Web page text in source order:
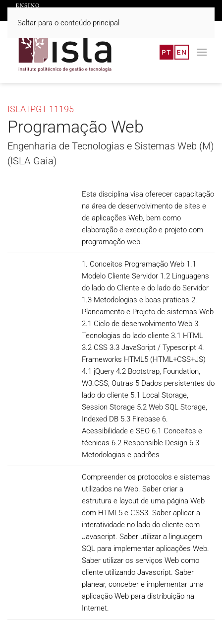
Saltar para o conteúdo principal
PT EN
ISLA IPGT 11195
Programação Web
Engenharia de Tecnologias e Sistemas Web (M)
(ISLA Gaia)
Esta disciplina visa oferecer capacitação
na área de desenvolvimento de sites e
de aplicações Web, bem como
elaboração e execução e projeto com
programação web.
1. Conceitos Programação Web 1.1
Modelo Cliente Servidor 1.2 Linguagens
do lado do Cliente e do lado do Servidor
1.3 Metodologias e boas praticas 2.
Planeamento e Projeto de sistemas Web
2.1 Ciclo de desenvolvimento Web 3.
Tecnologias do lado cliente 3.1 HTML
3.2 CSS 3.3 JavaScript / Typescript 4.
Frameworks HTML5 (HTML+CSS+JS)
4.1 jQuery 4.2 Bootstrap, Foundation,
W3.CSS, Outras 5 Dados persistentes do
lado do cliente 5.1 Local Storage,
Session Storage 5.2 Web SQL Storage,
Indexed DB 5.3 Firebase 6.
Acessibilidade e SEO 6.1 Conceitos e
técnicas 6.2 Responsible Design 6.3
Metodologias e padrões
Compreender os protocolos e sistemas
utilizados na Web. Saber criar a
estrutura e layout de uma página Web
com HTML5 e CSS3. Saber aplicar a
interatividade no lado do cliente com
Javascript. Saber utilizar a linguagem
SQL para implementar aplicações Web.
Saber utilizar os serviços Web como
cliente utilizando Javascript. Saber
planear, conceber e implementar uma
aplicação Web para distribuição na
Internet.